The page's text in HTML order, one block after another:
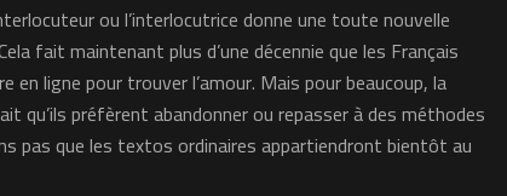
ou l’interlocutrice donne une toute nouvelle
fait maintenant plus d’une décennie que les Français
ligne pour trouver l’amour. Mais pour beaucoup, la
qu’ils préfèrent abandonner ou repasser à des méthodes
pas que les textos ordinaires appartiendront bientôt au